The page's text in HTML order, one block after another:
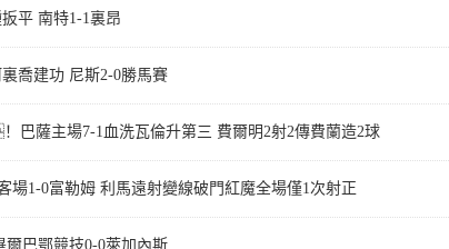
平 南特1-1裏昂
喬建功 尼斯2-0勝馬賽
薩主場7-1血洗瓦倫升第三 費爾明2射2傳費蘭造2球
1-0富勒姆 利馬遠射變線破門紅魔全場僅1次射正
爾巴鄂競技0-0萊加內斯